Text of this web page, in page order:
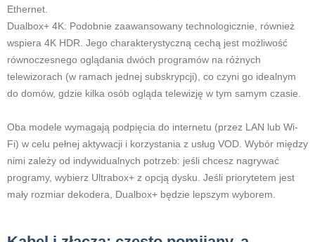
Ethernet.
Dualbox+ 4K: Podobnie zaawansowany technologicznie, również
wspiera 4K HDR. Jego charakterystyczną cechą jest możliwość
równoczesnego oglądania dwóch programów na różnych
telewizorach (w ramach jednej subskrypcji), co czyni go idealnym
do domów, gdzie kilka osób ogląda telewizję w tym samym czasie.
Oba modele wymagają podpięcia do internetu (przez LAN lub Wi-
Fi) w celu pełnej aktywacji i korzystania z usług VOD. Wybór między
nimi zależy od indywidualnych potrzeb: jeśli chcesz nagrywać
programy, wybierz Ultrabox+ z opcją dysku. Jeśli priorytetem jest
mały rozmiar dekodera, Dualbox+ będzie lepszym wyborem.